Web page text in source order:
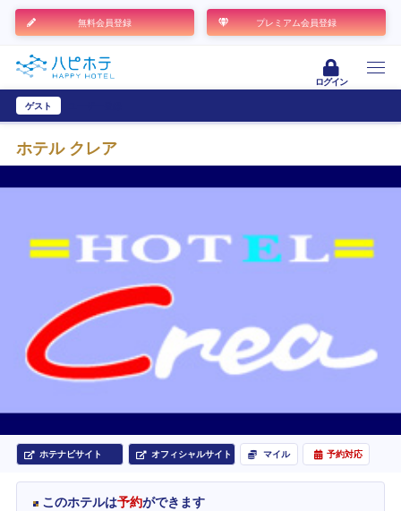
無料会員登録 プレミアム会員登録
ログイン
ゲスト
ホテル クレア
ホテナビサイト オフィシャルサイト マイル 予約対応
このホテルは予約ができます